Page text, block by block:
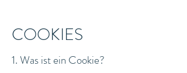
COOKIES
1. Was ist ein Cookie?